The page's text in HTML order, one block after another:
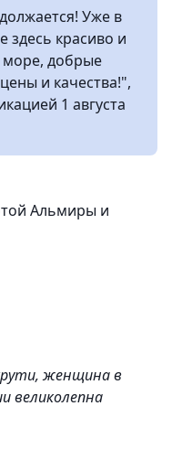
Уже в
здесь красиво и
море, добрые
и качества!",
1 августа
Альмиры и
женщина в
великолепна